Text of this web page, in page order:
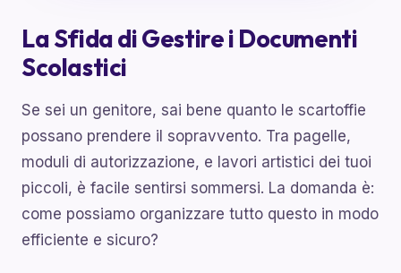
La Sfida di Gestire i Documenti
Scolastici
Se sei un genitore, sai bene quanto le scartoffie
possano prendere il sopravvento. Tra pagelle,
moduli di autorizzazione, e lavori artistici dei tuoi
piccoli, è facile sentirsi sommersi. La domanda è:
come possiamo organizzare tutto questo in modo
efficiente e sicuro?